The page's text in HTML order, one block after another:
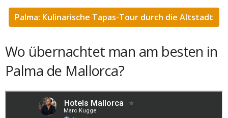
Palma: Kulinarische Tapas-Tour durch die Altstadt
Wo übernachtet man am besten in
Palma de Mallorca?